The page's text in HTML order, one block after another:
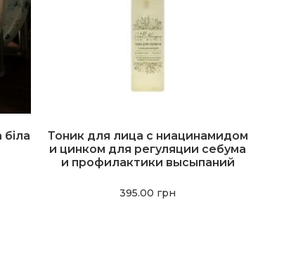
біла
Тоник для лица с ниацинамидом
и цинком для регуляции себума
и профилактики высыпаний
395.00 грн